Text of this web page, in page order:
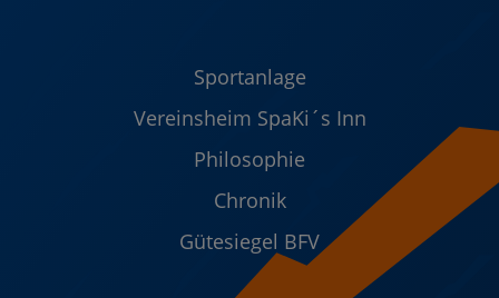
Sportanlage
Vereinsheim SpaKi´s Inn
Philosophie
Chronik
Gütesiegel BFV